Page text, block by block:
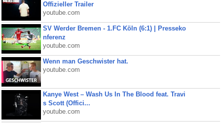
Offizieller Trailer
youtube.com
SV Werder Bremen - 1.FC Köln (6:1) | Presseko
nferenz
youtube.com
Wenn man Geschwister hat.
youtube.com
Kanye West – Wash Us In The Blood feat. Travi
s Scott (Offici...
youtube.com